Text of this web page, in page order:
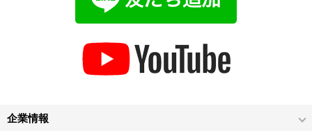
企業情報